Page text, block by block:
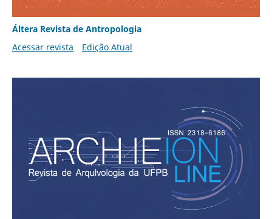
Áltera Revista de Antropologia
Acessar revista
Edição Atual